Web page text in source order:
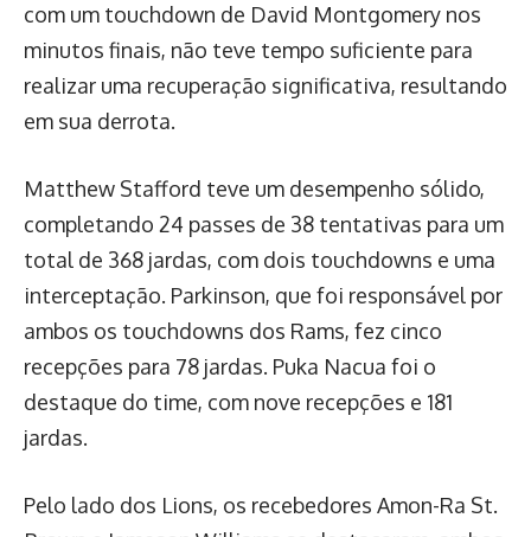
com um touchdown de David Montgomery nos
minutos finais, não teve tempo suficiente para
realizar uma recuperação significativa, resultando
em sua derrota.
Matthew Stafford teve um desempenho sólido,
completando 24 passes de 38 tentativas para um
total de 368 jardas, com dois touchdowns e uma
interceptação. Parkinson, que foi responsável por
ambos os touchdowns dos Rams, fez cinco
recepções para 78 jardas. Puka Nacua foi o
destaque do time, com nove recepções e 181
jardas.
Pelo lado dos Lions, os recebedores Amon-Ra St.